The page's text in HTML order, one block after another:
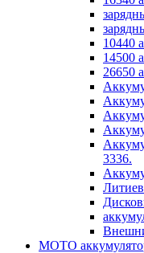
10440
14500
26650
3336.
МОТО